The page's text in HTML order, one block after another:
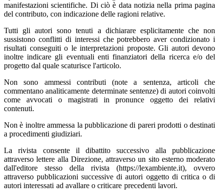
manifestazioni scientifiche. Di ciò è data notizia nella prima pagina
del contributo, con indicazione delle ragioni relative.
Tutti gli autori sono tenuti a dichiarare esplicitamente che non
sussistono conflitti di interessi che potrebbero aver condizionato i
risultati conseguiti o le interpretazioni proposte. Gli autori devono
inoltre indicare gli eventuali enti finanziatori della ricerca e/o del
progetto dal quale scaturisce l'articolo.
Non sono ammessi contributi (note a sentenza, articoli che
commentano analiticamente determinate sentenze) di autori coinvolti
come avvocati o magistrati in pronunce oggetto dei relativi
contenuti.
Non è inoltre ammessa la pubblicazione di pareri prodotti o destinati
a procedimenti giudiziari.
La rivista consente il dibattito successivo alla pubblicazione
attraverso lettere alla Direzione, attraverso un sito esterno moderato
dall'editore stesso della rivista (https://lexambiente.it), ovvero
attraverso pubblicazioni successive di autori oggetto di critica o di
autori interessati ad avallare o criticare precedenti lavori.